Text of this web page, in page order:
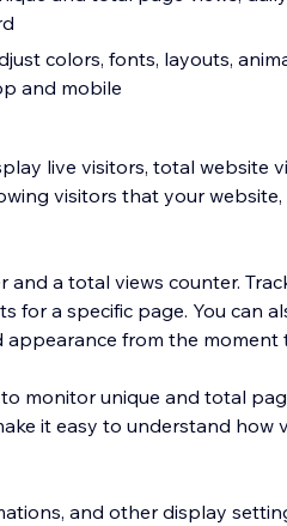
and mobile
live visitors, total website
visitors that your website,
a total views counter.
for a specific page. You can
from the moment
monitor unique and total
it easy to understand how
and other display